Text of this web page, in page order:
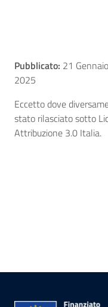
Pubblicato: 21
2025
Eccetto dove
stato rilasciato sotto
Attribuzione 3.0 Italia.